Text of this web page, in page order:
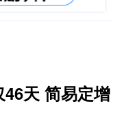
天 简易定增